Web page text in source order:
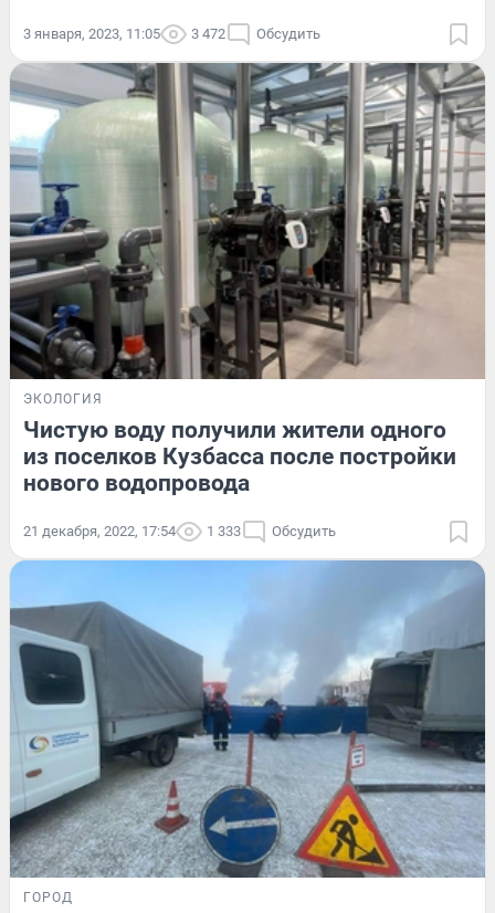
3 января, 2023, 11:05 3 472 Обсудить
ЭКОЛОГИЯ
Чистую воду получили жители одного
из поселков Кузбасса после постройки
нового водопровода
21 декабря, 2022, 17:54 1 333 Обсудить
ГОРОД